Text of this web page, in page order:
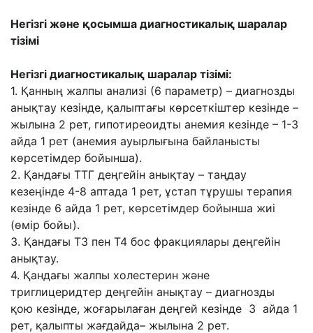
Негізгі жəне қосымша диагностикалық шаралар
тізімі
Негізгі диагностикалық шаралар тізімі:
1. Қанның жалпы анализі (6 параметр) – диагнозды
анықтау кезінде, қалыптағы көрсеткіштер кезінде –
жылына 2 рет, гипотиреоидты анемия кезінде – 1-3
айда 1 рет (анемия ауырлығына байланысты
көрсетімдер бойынша).
2. Қандағы ТТГ деңгейін анықтау – таңдау
кезеңінде 4-8 аптада 1 рет, ұстап тұрушы терапия
кезінде 6 айда 1 рет, көрсетімдер бойынша жиі
(өмір бойы).
3. Қандағы Т3 пен Т4 бос фракциялары деңгейін
анықтау.
4. Қандағы жалпы холестерин жəне
триглицеридтер деңгейін анықтау – диагнозды
қою кезінде, жоғарылаған деңгей кезінде 3 айда 1
рет, қалыпты жағдайда– жылына 2 рет.